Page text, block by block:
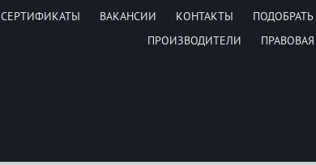
СЕРТИФИКАТЫ
ВАКАНСИИ КОНТАКТЫ
ПРОИЗВОДИТЕЛИ